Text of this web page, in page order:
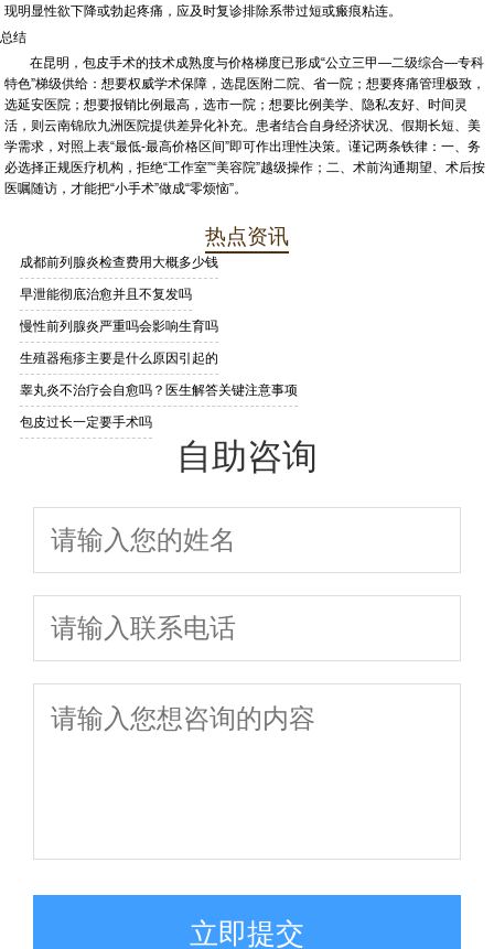
现明显性欲下降或勃起疼痛，应及时复诊排除系带过短或瘢痕粘连。
总结
在昆明，包皮手术的技术成熟度与价格梯度已形成“公立三甲—二级综合—专科
特色”梯级供给：想要权威学术保障，选昆医附二院、省一院；想要疼痛管理极致，
选延安医院；想要报销比例最高，选市一院；想要比例美学、隐私友好、时间灵
活，则云南锦欣九洲医院提供差异化补充。患者结合自身经济状况、假期长短、美
学需求，对照上表“最低-最高价格区间”即可作出理性决策。谨记两条铁律：一、务
必选择正规医疗机构，拒绝“工作室”“美容院”越级操作；二、术前沟通期望、术后按
医嘱随访，才能把“小手术”做成“零烦恼”。
热点资讯
成都前列腺炎检查费用大概多少钱
早泄能彻底治愈并且不复发吗
慢性前列腺炎严重吗会影响生育吗
生殖器疱疹主要是什么原因引起的
睾丸炎不治疗会自愈吗？医生解答关键注意事项
包皮过长一定要手术吗
自助咨询
立即提交